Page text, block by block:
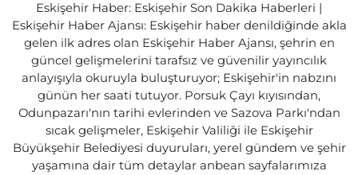
Eskişehir Haber: Eskişehir Son Dakika Haberleri |
Eskişehir Haber Ajansı: Eskişehir haber denildiğinde akla
gelen ilk adres olan Eskişehir Haber Ajansı, şehrin en
güncel gelişmelerini tarafsız ve güvenilir yayıncılık
anlayışıyla okuruyla buluşturuyor; Eskişehir'in nabzını
günün her saati tutuyor. Porsuk Çayı kıyısından,
Odunpazarı'nın tarihi evlerinden ve Sazova Parkı'ndan
sıcak gelişmeler, Eskişehir Valiliği ile Eskişehir
Büyükşehir Belediyesi duyuruları, yerel gündem ve şehir
yaşamına dair tüm detaylar anbean sayfalarımıza